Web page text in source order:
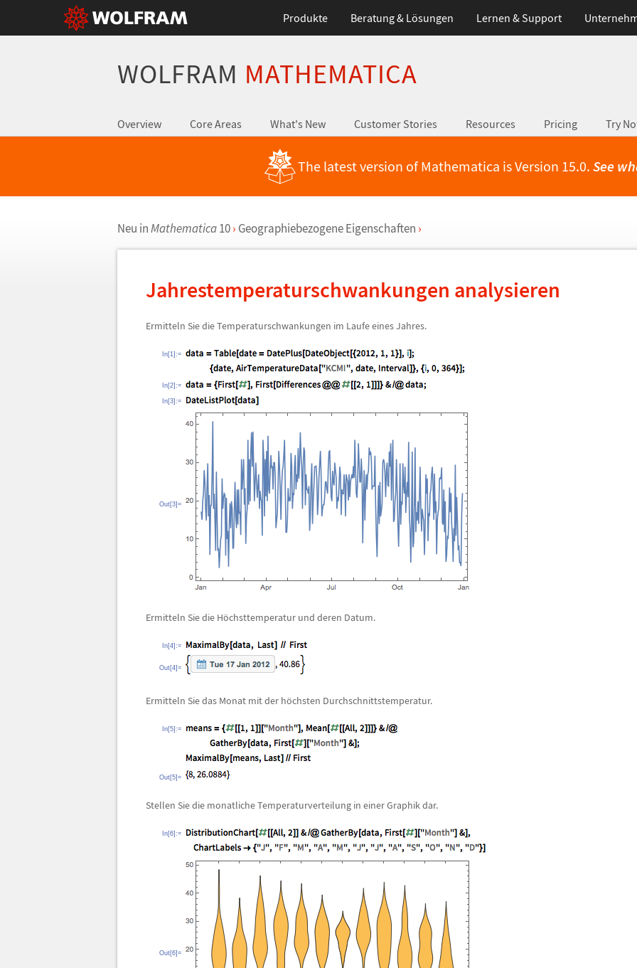
Produkte Beratung & Lösungen Lernen & Support
WOLFRAM MATHEMATICA
Overview Core Areas What's New Customer Stories Resources Pricing Try
The latest version of Mathematica is Version 15.0. See
Neu inMathematica10 › Geographiebezogene Eigenschaften ›
Jahrestemperaturschwankungen analysieren
Ermitteln Sie die Temperaturschwankungen im Laufe eines Jahres.
In[1]:=
In[2]:=
In[3]:=
Out[3]=
Ermitteln Sie die Höchsttemperatur und deren Datum.
In[4]:=
Out[4]=
Ermitteln Sie das Monat mit der höchsten Durchschnittstemperatur.
In[5]:=
Out[5]=
Stellen Sie die monatliche Temperaturverteilung in einer Graphik dar.
In[6]:=
Out[6]=